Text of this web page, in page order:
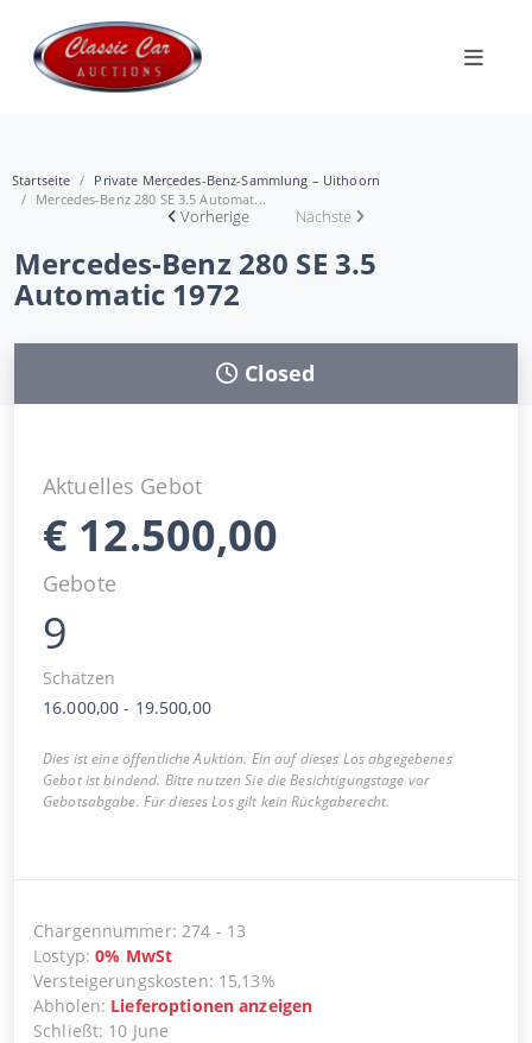
Startseite
Private Mercedes-Benz-Sammlung – Uithoorn
Mercedes-Benz 280 SE 3.5 Automat...
Vorherige Nächste
Mercedes-Benz 280 SE 3.5
Automatic 1972
Closed
Aktuelles Gebot
€ 12.500,00
Gebote
9
Schätzen
16.000,00 - 19.500,00
Dies ist eine öffentliche Auktion. Ein auf dieses Los abgegebenes
Gebot ist bindend. Bitte nutzen Sie die Besichtigungstage vor
Gebotsabgabe. Für dieses Los gilt kein Rückgaberecht.
Chargennummer:274 - 13
Lostyp:0% MwSt
Versteigerungskosten: 15,13%
Abholen: Lieferoptionen anzeigen
Schließt: 10 June